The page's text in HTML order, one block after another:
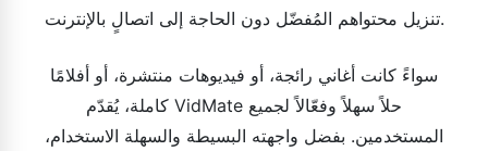
تنزيل محتواهم المُفضّل دون الحاجة إلى اتصالٍ بالإنترنت.
سواءً كانت أغاني رائجة، أو فيديوهات منتشرة، أو أفلامًا
كاملة، يُقدّم VidMate حلاً سهلاً وفعّالاً لجميع
المستخدمين. بفضل واجهته البسيطة والسهلة الاستخدام،